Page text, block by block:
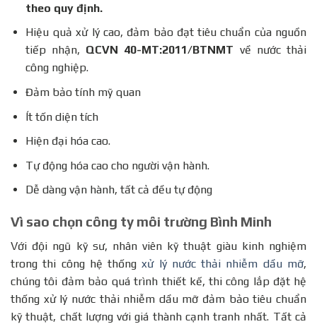
theo quy định.
Hiệu quả xử lý cao, đảm bảo đạt tiêu chuẩn của nguồn
tiếp nhận, QCVN 40-MT:2011/BTNMT về nước thải
công nghiệp.
Đảm bảo tính mỹ quan
Ít tốn diện tích
Hiện đại hóa cao.
Tự động hóa cao cho người vận hành.
Dễ dàng vận hành, tất cả đều tự động
Vì sao chọn công ty môi trường Bình Minh
Với đội ngũ kỹ sư, nhân viên kỹ thuật giàu kinh nghiệm
trong thi công hệ thốngxử lý nước thải nhiễm dầu mỡ,
chúng tôi đảm bảo quá trình thiết kế, thi công lắp đặt hệ
thống xử lý nước thải nhiễm dầu mỡ đảm bảo tiêu chuẩn
kỹ thuật, chất lượng với giá thành cạnh tranh nhất. Tất cả